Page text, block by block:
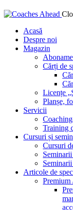
Acasă
Despre noi
Magazin
Cărți de
Licențe
Planșe,
Servicii
Training
Cursuri și
Cursuri
Articole de
Premium